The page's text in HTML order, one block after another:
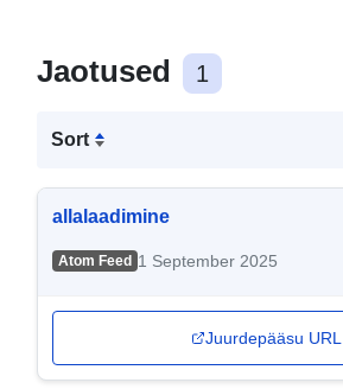
Jaotused 1
Sort
allalaadimine
Atom Feed 1 September 2025
Juurdepääsu URL